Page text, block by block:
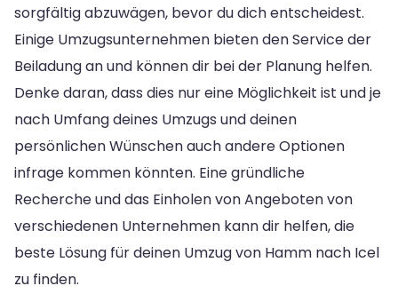
sorgfältig abzuwägen, bevor du dich entscheidest.
Einige Umzugsunternehmen bieten den Service der
Beiladung an und können dir bei der Planung helfen.
Denke daran, dass dies nur eine Möglichkeit ist und je
nach Umfang deines Umzugs und deinen
persönlichen Wünschen auch andere Optionen
infrage kommen könnten. Eine gründliche
Recherche und das Einholen von Angeboten von
verschiedenen Unternehmen kann dir helfen, die
beste Lösung für deinen Umzug von Hamm nach Icel
zu finden.